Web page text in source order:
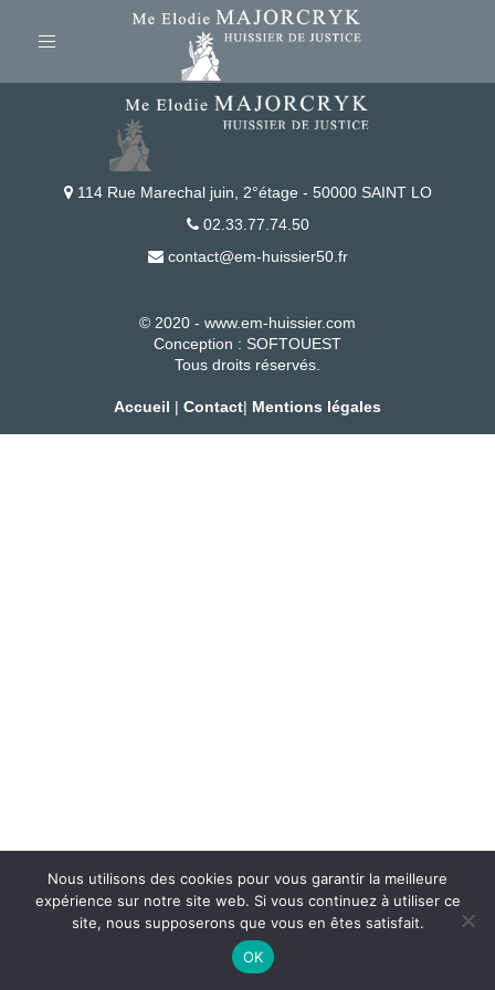
Toggle
114 Rue Marechal juin, 2°étage - 50000 SAINT LO
02.33.77.74.50
contact@em-huissier50.fr
© 2020 - www.em-huissier.com
Conception : SOFTOUEST
Tous droits réservés.
Accueil | Contact| Mentions légales
Nous utilisons des cookies pour vous garantir la meilleure
expérience sur notre site web. Si vous continuez à utiliser ce
site, nous supposerons que vous en êtes satisfait.
OK